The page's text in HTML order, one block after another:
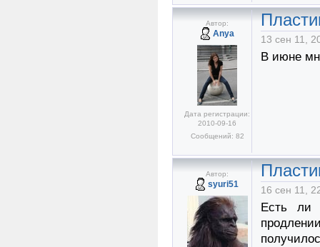
Автор:
Anya
Дата регистрации:
2010-09-16
Сообщений: 82
13 сен 11,
В июне
Автор:
syuri51
16 сен 11,
Есть ли